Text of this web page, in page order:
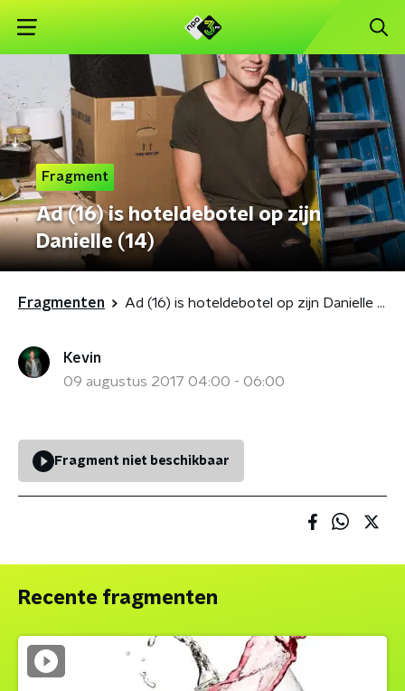
Fragment
Ad (16) is hoteldebotel op zijn
Danielle (14)
Fragmenten Ad (16) is hoteldebotel op zijn Danielle (14)
Kevin
09 augustus 2017 04:00 - 06:00
Fragment niet beschikbaar
Recente fragmenten